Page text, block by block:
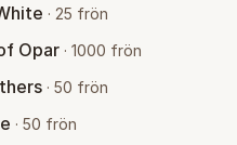
· 25 frön
Opar · 1000 frön
· 50 frön
· 50 frön